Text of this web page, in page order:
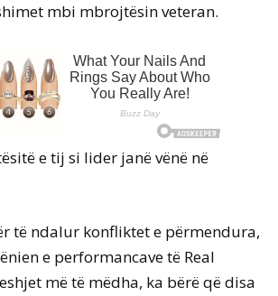
mbi mbrojtësin veteran.
e tij si lider janë vënë në
të ndalur konfliktet e përmendura,
e performancave të Real
më të mëdha, ka bërë që disa